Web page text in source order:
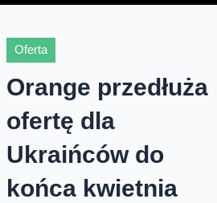
Oferta
Orange przedłuża
ofertę dla
Ukraińców do
końca kwietnia